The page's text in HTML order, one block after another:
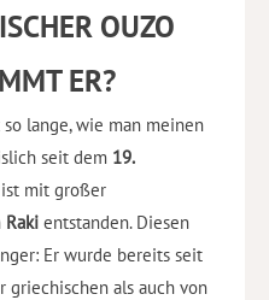
OUZO
ER?
lange, wie man meinen
seit dem 19.
mit großer
Raki entstanden. Diesen
Er wurde bereits seit
griechischen als auch von